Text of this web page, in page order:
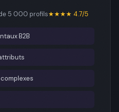
5 000 profils★★★★ 4.7/5
B2B